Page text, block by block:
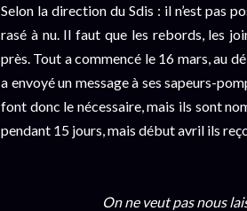
Selon la direction du Sdis : il n’est pas
rasé à nu. Il faut que les rebords, les
près. Tout a commencé le 16 mars, au
a envoyé un message à ses sapeurs-
font donc le nécessaire, mais ils sont
pendant 15 jours, mais début avril ils
On ne veut pas nous